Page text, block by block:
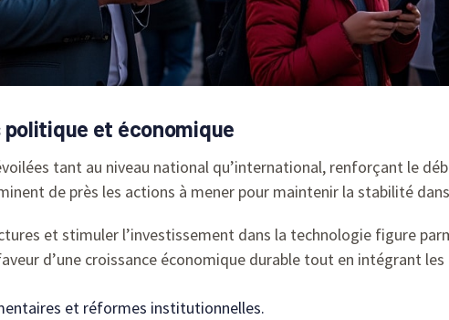
politique et économique
tant au niveau national qu’international, renforçant le
de près les actions à mener pour maintenir la stabilité
et stimuler l’investissement dans la technologie figure
d’une croissance économique durable tout en intégrant
et réformes institutionnelles.